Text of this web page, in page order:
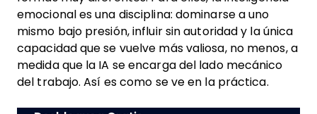
emocional es una disciplina: dominarse a uno
mismo bajo presión, influir sin autoridad y la única
capacidad que se vuelve más valiosa, no menos, a
medida que la IA se encarga del lado mecánico
del trabajo. Así es como se ve en la práctica.